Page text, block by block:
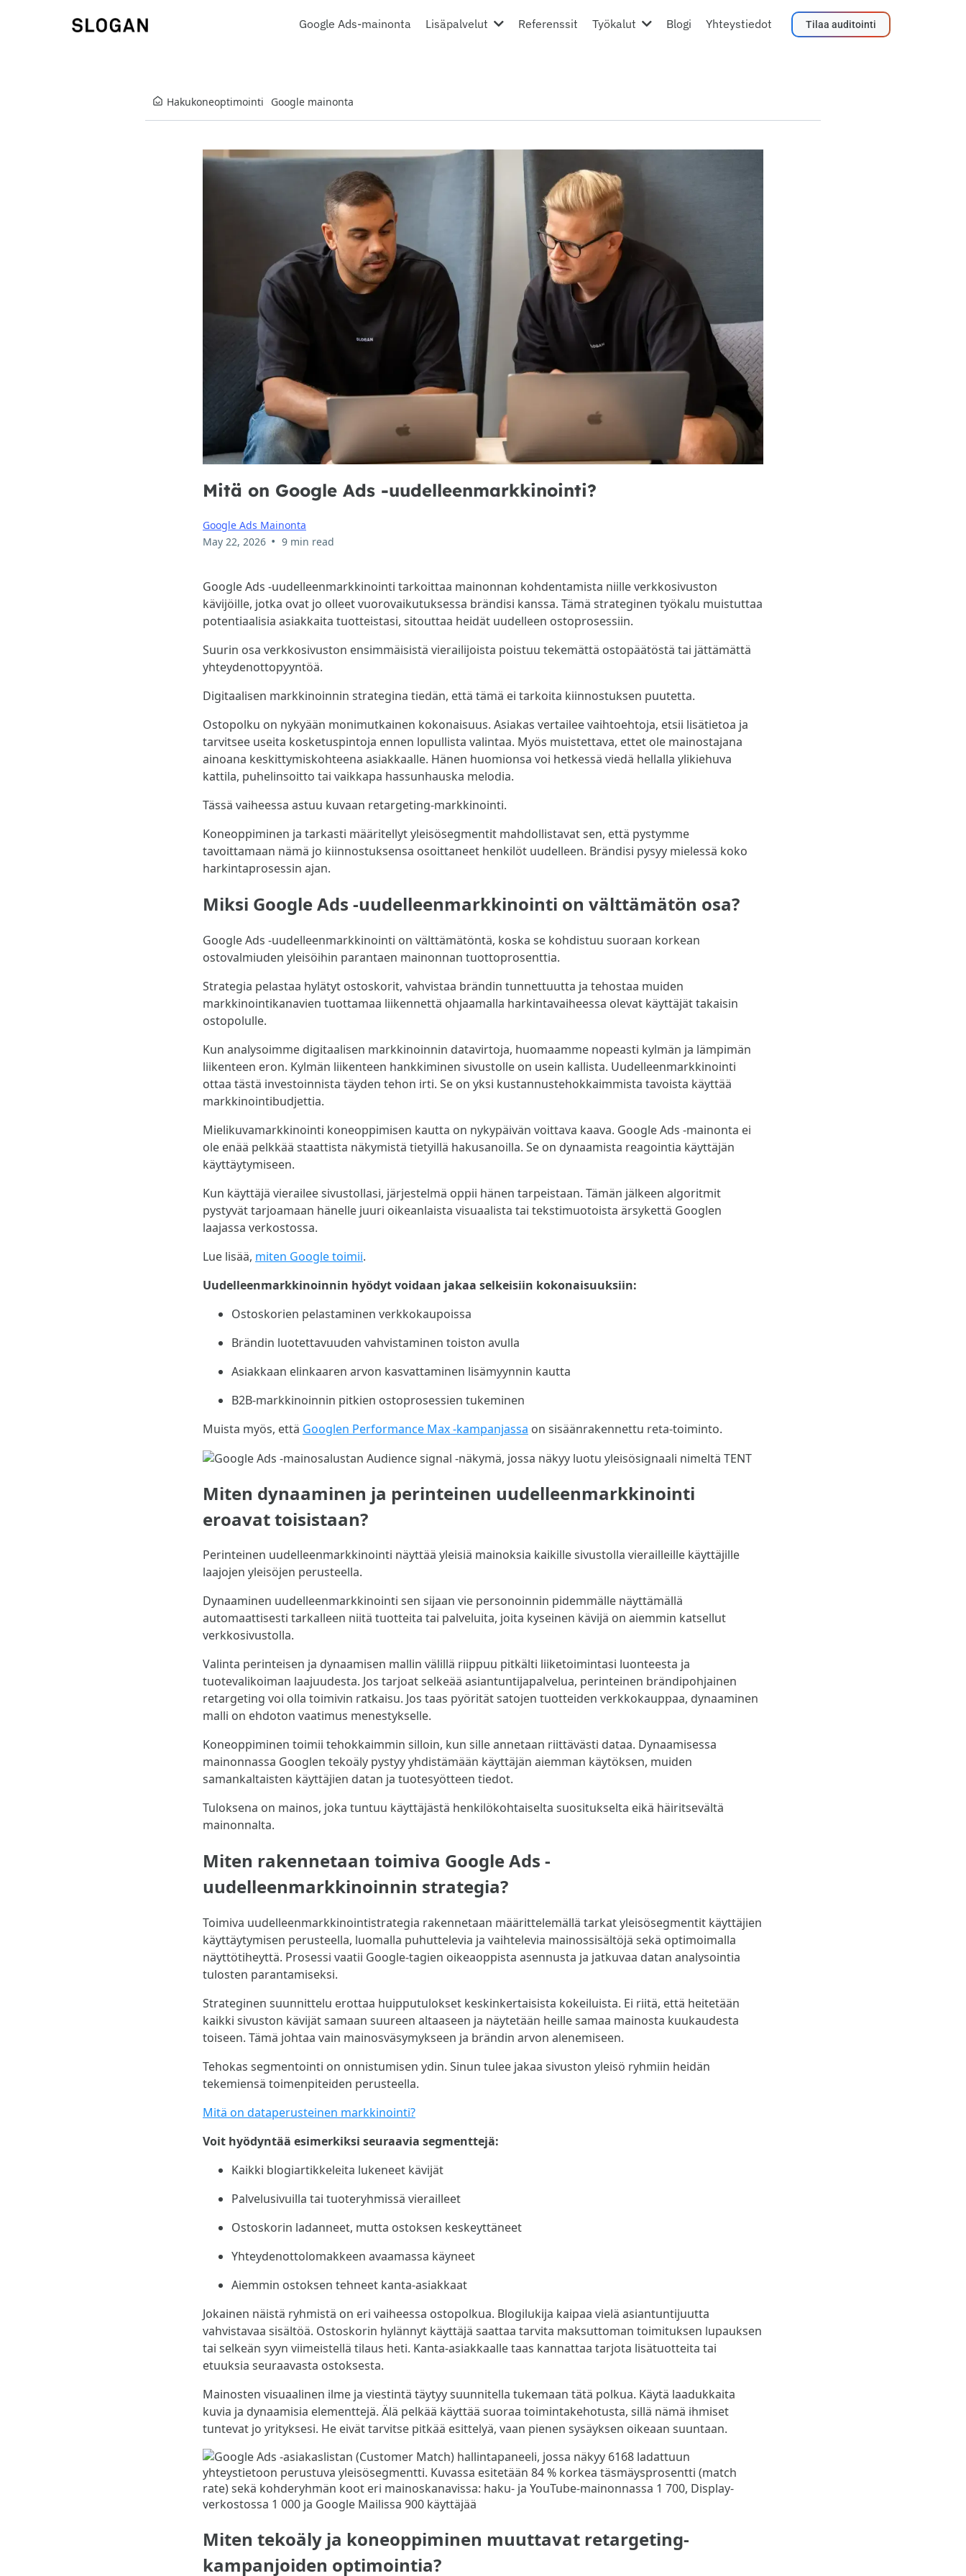
Google Ads-mainonta Lisäpalvelut Referenssit Työkalut Blogi Yhteystiedot Tilaa auditointi
Hakukoneoptimointi Google mainonta
Mitä on Google Ads -uudelleenmarkkinointi?
Google Ads Mainonta
May 22, 2026 • 9 min read
Google Ads -uudelleenmarkkinointi tarkoittaa mainonnan kohdentamista niille verkkosivuston
kävijöille, jotka ovat jo olleet vuorovaikutuksessa brändisi kanssa. Tämä strateginen työkalu muistuttaa
potentiaalisia asiakkaita tuotteistasi, sitouttaa heidät uudelleen ostoprosessiin.
Suurin osa verkkosivuston ensimmäisistä vierailijoista poistuu tekemättä ostopäätöstä tai jättämättä
yhteydenottopyyntöä.
Digitaalisen markkinoinnin strategina tiedän, että tämä ei tarkoita kiinnostuksen puutetta.
Ostopolku on nykyään monimutkainen kokonaisuus. Asiakas vertailee vaihtoehtoja, etsii lisätietoa ja
tarvitsee useita kosketuspintoja ennen lopullista valintaa. Myös muistettava, ettet ole mainostajana
ainoana keskittymiskohteena asiakkaalle. Hänen huomionsa voi hetkessä viedä hellalla ylikiehuva
kattila, puhelinsoitto tai vaikkapa hassunhauska melodia.
Tässä vaiheessa astuu kuvaan retargeting-markkinointi.
Koneoppiminen ja tarkasti määritellyt yleisösegmentit mahdollistavat sen, että pystymme
tavoittamaan nämä jo kiinnostuksensa osoittaneet henkilöt uudelleen. Brändisi pysyy mielessä koko
harkintaprosessin ajan.
Miksi Google Ads -uudelleenmarkkinointi on välttämätön osa?
Google Ads -uudelleenmarkkinointi on välttämätöntä, koska se kohdistuu suoraan korkean
ostovalmiuden yleisöihin parantaen mainonnan tuottoprosenttia.
Strategia pelastaa hylätyt ostoskorit, vahvistaa brändin tunnettuutta ja tehostaa muiden
markkinointikanavien tuottamaa liikennettä ohjaamalla harkintavaiheessa olevat käyttäjät takaisin
ostopolulle.
Kun analysoimme digitaalisen markkinoinnin datavirtoja, huomaamme nopeasti kylmän ja lämpimän
liikenteen eron. Kylmän liikenteen hankkiminen sivustolle on usein kallista. Uudelleenmarkkinointi
ottaa tästä investoinnista täyden tehon irti. Se on yksi kustannustehokkaimmista tavoista käyttää
markkinointibudjettia.
Mielikuvamarkkinointi koneoppimisen kautta on nykypäivän voittava kaava. Google Ads -mainonta ei
ole enää pelkkää staattista näkymistä tietyillä hakusanoilla. Se on dynaamista reagointia käyttäjän
käyttäytymiseen.
Kun käyttäjä vierailee sivustollasi, järjestelmä oppii hänen tarpeistaan. Tämän jälkeen algoritmit
pystyvät tarjoamaan hänelle juuri oikeanlaista visuaalista tai tekstimuotoista ärsykettä Googlen
laajassa verkostossa.
Lue lisää, miten Google toimii.
Uudelleenmarkkinoinnin hyödyt voidaan jakaa selkeisiin kokonaisuuksiin:
Ostoskorien pelastaminen verkkokaupoissa
Brändin luotettavuuden vahvistaminen toiston avulla
Asiakkaan elinkaaren arvon kasvattaminen lisämyynnin kautta
B2B-markkinoinnin pitkien ostoprosessien tukeminen
Muista myös, että Googlen Performance Max -kampanjassa on sisäänrakennettu reta-toiminto.
Miten dynaaminen ja perinteinen uudelleenmarkkinointi
eroavat toisistaan?
Perinteinen uudelleenmarkkinointi näyttää yleisiä mainoksia kaikille sivustolla vierailleille käyttäjille
laajojen yleisöjen perusteella.
Dynaaminen uudelleenmarkkinointi sen sijaan vie personoinnin pidemmälle näyttämällä
automaattisesti tarkalleen niitä tuotteita tai palveluita, joita kyseinen kävijä on aiemmin katsellut
verkkosivustolla.
Valinta perinteisen ja dynaamisen mallin välillä riippuu pitkälti liiketoimintasi luonteesta ja
tuotevalikoiman laajuudesta. Jos tarjoat selkeää asiantuntijapalvelua, perinteinen brändipohjainen
retargeting voi olla toimivin ratkaisu. Jos taas pyörität satojen tuotteiden verkkokauppaa, dynaaminen
malli on ehdoton vaatimus menestykselle.
Koneoppiminen toimii tehokkaimmin silloin, kun sille annetaan riittävästi dataa. Dynaamisessa
mainonnassa Googlen tekoäly pystyy yhdistämään käyttäjän aiemman käytöksen, muiden
samankaltaisten käyttäjien datan ja tuotesyötteen tiedot.
Tuloksena on mainos, joka tuntuu käyttäjästä henkilökohtaiselta suositukselta eikä häiritsevältä
mainonnalta.
Miten rakennetaan toimiva Google Ads -
uudelleenmarkkinoinnin strategia?
Toimiva uudelleenmarkkinointistrategia rakennetaan määrittelemällä tarkat yleisösegmentit käyttäjien
käyttäytymisen perusteella, luomalla puhuttelevia ja vaihtelevia mainossisältöjä sekä optimoimalla
näyttötiheyttä. Prosessi vaatii Google-tagien oikeaoppista asennusta ja jatkuvaa datan analysointia
tulosten parantamiseksi.
Strateginen suunnittelu erottaa huipputulokset keskinkertaisista kokeiluista. Ei riitä, että heitetään
kaikki sivuston kävijät samaan suureen altaaseen ja näytetään heille samaa mainosta kuukaudesta
toiseen. Tämä johtaa vain mainosväsymykseen ja brändin arvon alenemiseen.
Tehokas segmentointi on onnistumisen ydin. Sinun tulee jakaa sivuston yleisö ryhmiin heidän
tekemiensä toimenpiteiden perusteella.
Mitä on dataperusteinen markkinointi?
Voit hyödyntää esimerkiksi seuraavia segmenttejä:
Kaikki blogiartikkeleita lukeneet kävijät
Palvelusivuilla tai tuoteryhmissä vierailleet
Ostoskorin ladanneet, mutta ostoksen keskeyttäneet
Yhteydenottolomakkeen avaamassa käyneet
Aiemmin ostoksen tehneet kanta-asiakkaat
Jokainen näistä ryhmistä on eri vaiheessa ostopolkua. Blogilukija kaipaa vielä asiantuntijuutta
vahvistavaa sisältöä. Ostoskorin hylännyt käyttäjä saattaa tarvita maksuttoman toimituksen lupauksen
tai selkeän syyn viimeistellä tilaus heti. Kanta-asiakkaalle taas kannattaa tarjota lisätuotteita tai
etuuksia seuraavasta ostoksesta.
Mainosten visuaalinen ilme ja viestintä täytyy suunnitella tukemaan tätä polkua. Käytä laadukkaita
kuvia ja dynaamisia elementtejä. Älä pelkää käyttää suoraa toimintakehotusta, sillä nämä ihmiset
tuntevat jo yrityksesi. He eivät tarvitse pitkää esittelyä, vaan pienen sysäyksen oikeaan suuntaan.
Miten tekoäly ja koneoppiminen muuttavat retargeting-
kampanjoiden optimointia?